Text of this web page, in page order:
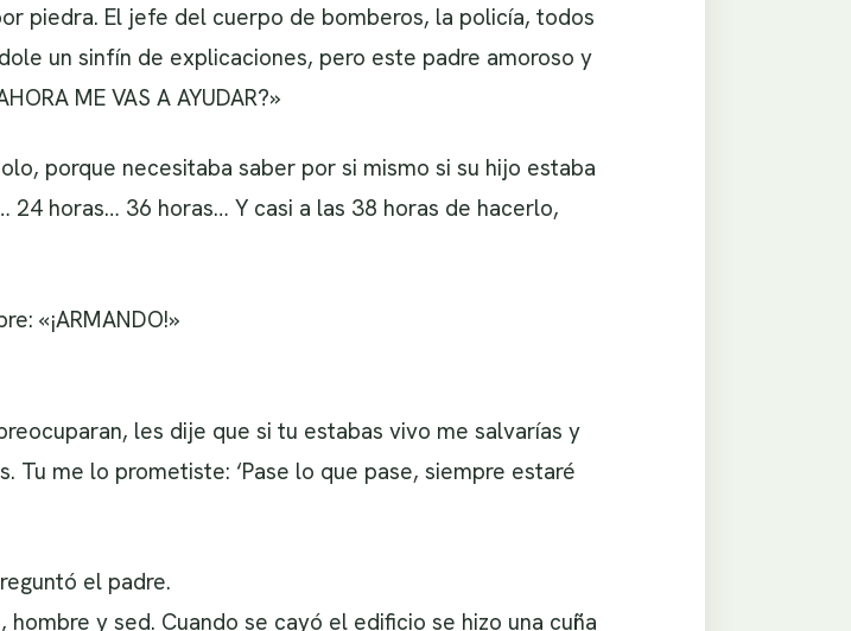
piedra. El jefe del cuerpo de bomberos, la policía, todos
un sinfín de explicaciones, pero este padre amoroso y
ME VAS A AYUDAR?»
porque necesitaba saber por si mismo si su hijo estaba
horas… 36 horas… Y casi a las 38 horas de hacerlo,
«¡ARMANDO!»
les dije que si tu estabas vivo me salvarías y
Tu me lo prometiste: ‘Pase lo que pase, siempre estaré
el padre.
y sed. Cuando se cayó el edificio se hizo una cuña